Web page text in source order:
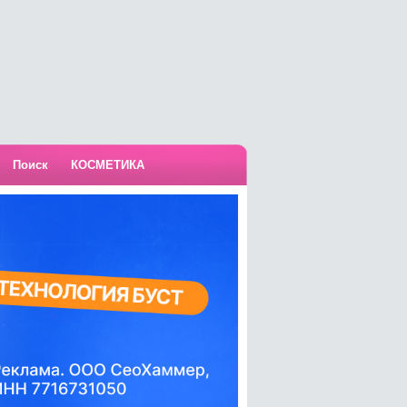
Поиск КОСМЕТИКА